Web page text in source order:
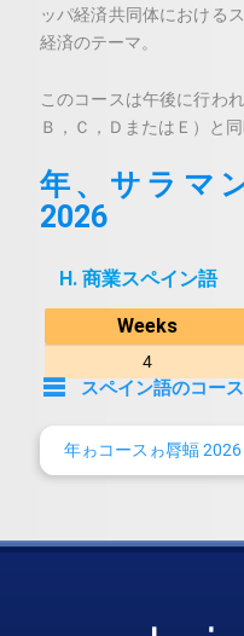
ッパ経済共同体における
経済のテーマ。
このコースは午後に行わ
Ｂ，Ｃ，ＤまたはＥ）と
年、サラマ
2026
H. 商業スペイン語
Weeks
4
スペイン語のコース
A. スペイン語
C. スペイン語及びスペ
年ゎコースゎ脣蝠 2026